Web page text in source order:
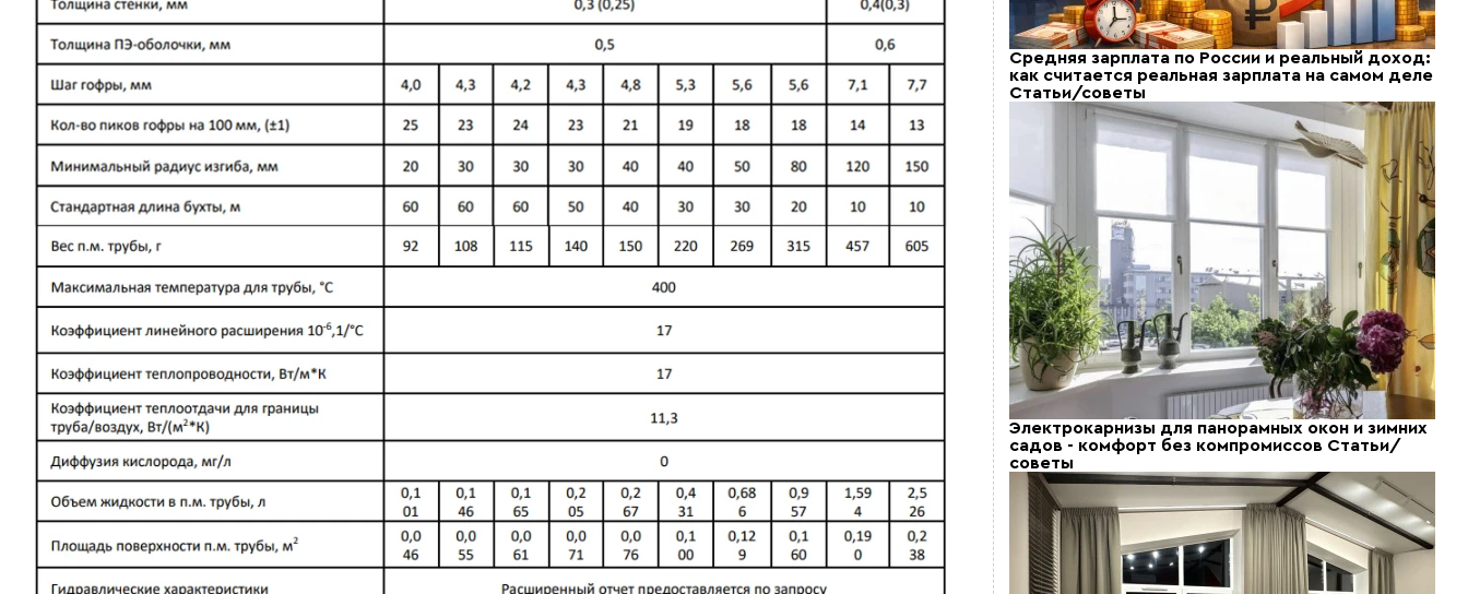
Средняя зарплата по России и реальный доход:
как считается реальная зарплата на самом деле
Статьи/советы
Электрокарнизы для панорамных окон и зимних
садов - комфорт без компромиссов Статьи/
советы